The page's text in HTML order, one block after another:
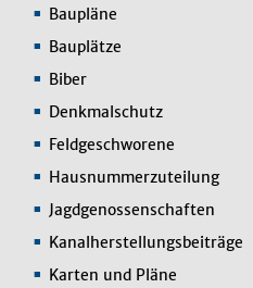
Baupläne
Bauplätze
Biber
Denkmalschutz
Feldgeschworene
Hausnummerzuteilung
Jagdgenossenschaften
Kanalherstellungsbeiträge
Karten und Pläne